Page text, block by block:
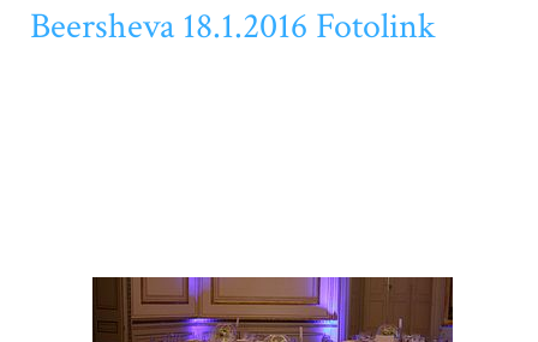
Beersheva 18.1.2016 Fotolink